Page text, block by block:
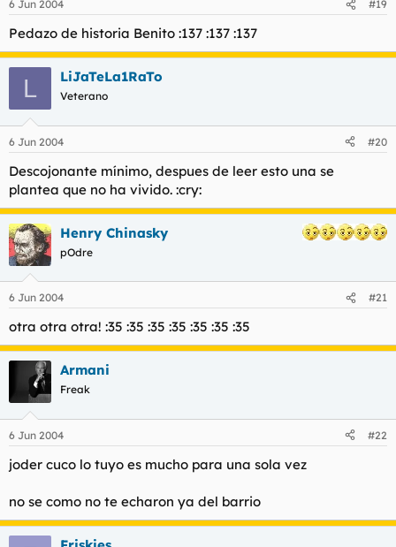
6 Jun 2004 #19
Pedazo de historia Benito :137 :137 :137
L LiJaTeLa1RaTo
Veterano
6 Jun 2004 #20
Descojonante mínimo, despues de leer esto una se
plantea que no ha vivido. :cry:
Henry Chinasky
pOdre
6 Jun 2004 #21
otra otra otra! :35 :35 :35 :35 :35 :35 :35
Armani
Freak
6 Jun 2004 #22
joder cuco lo tuyo es mucho para una sola vez
no se como no te echaron ya del barrio